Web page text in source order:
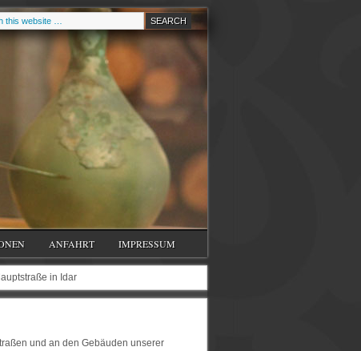
ANFAHRT IMPRESSUM
in Idar
und an den Gebäuden unserer